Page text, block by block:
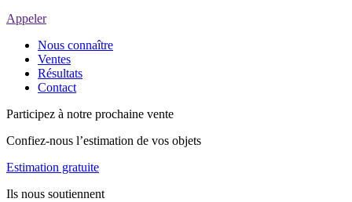
Appeler
Nous connaître
Ventes
Résultats
Contact
Participez à notre prochaine vente
Confiez-nous l’estimation de vos objets
Estimation gratuite
Ils nous soutiennent